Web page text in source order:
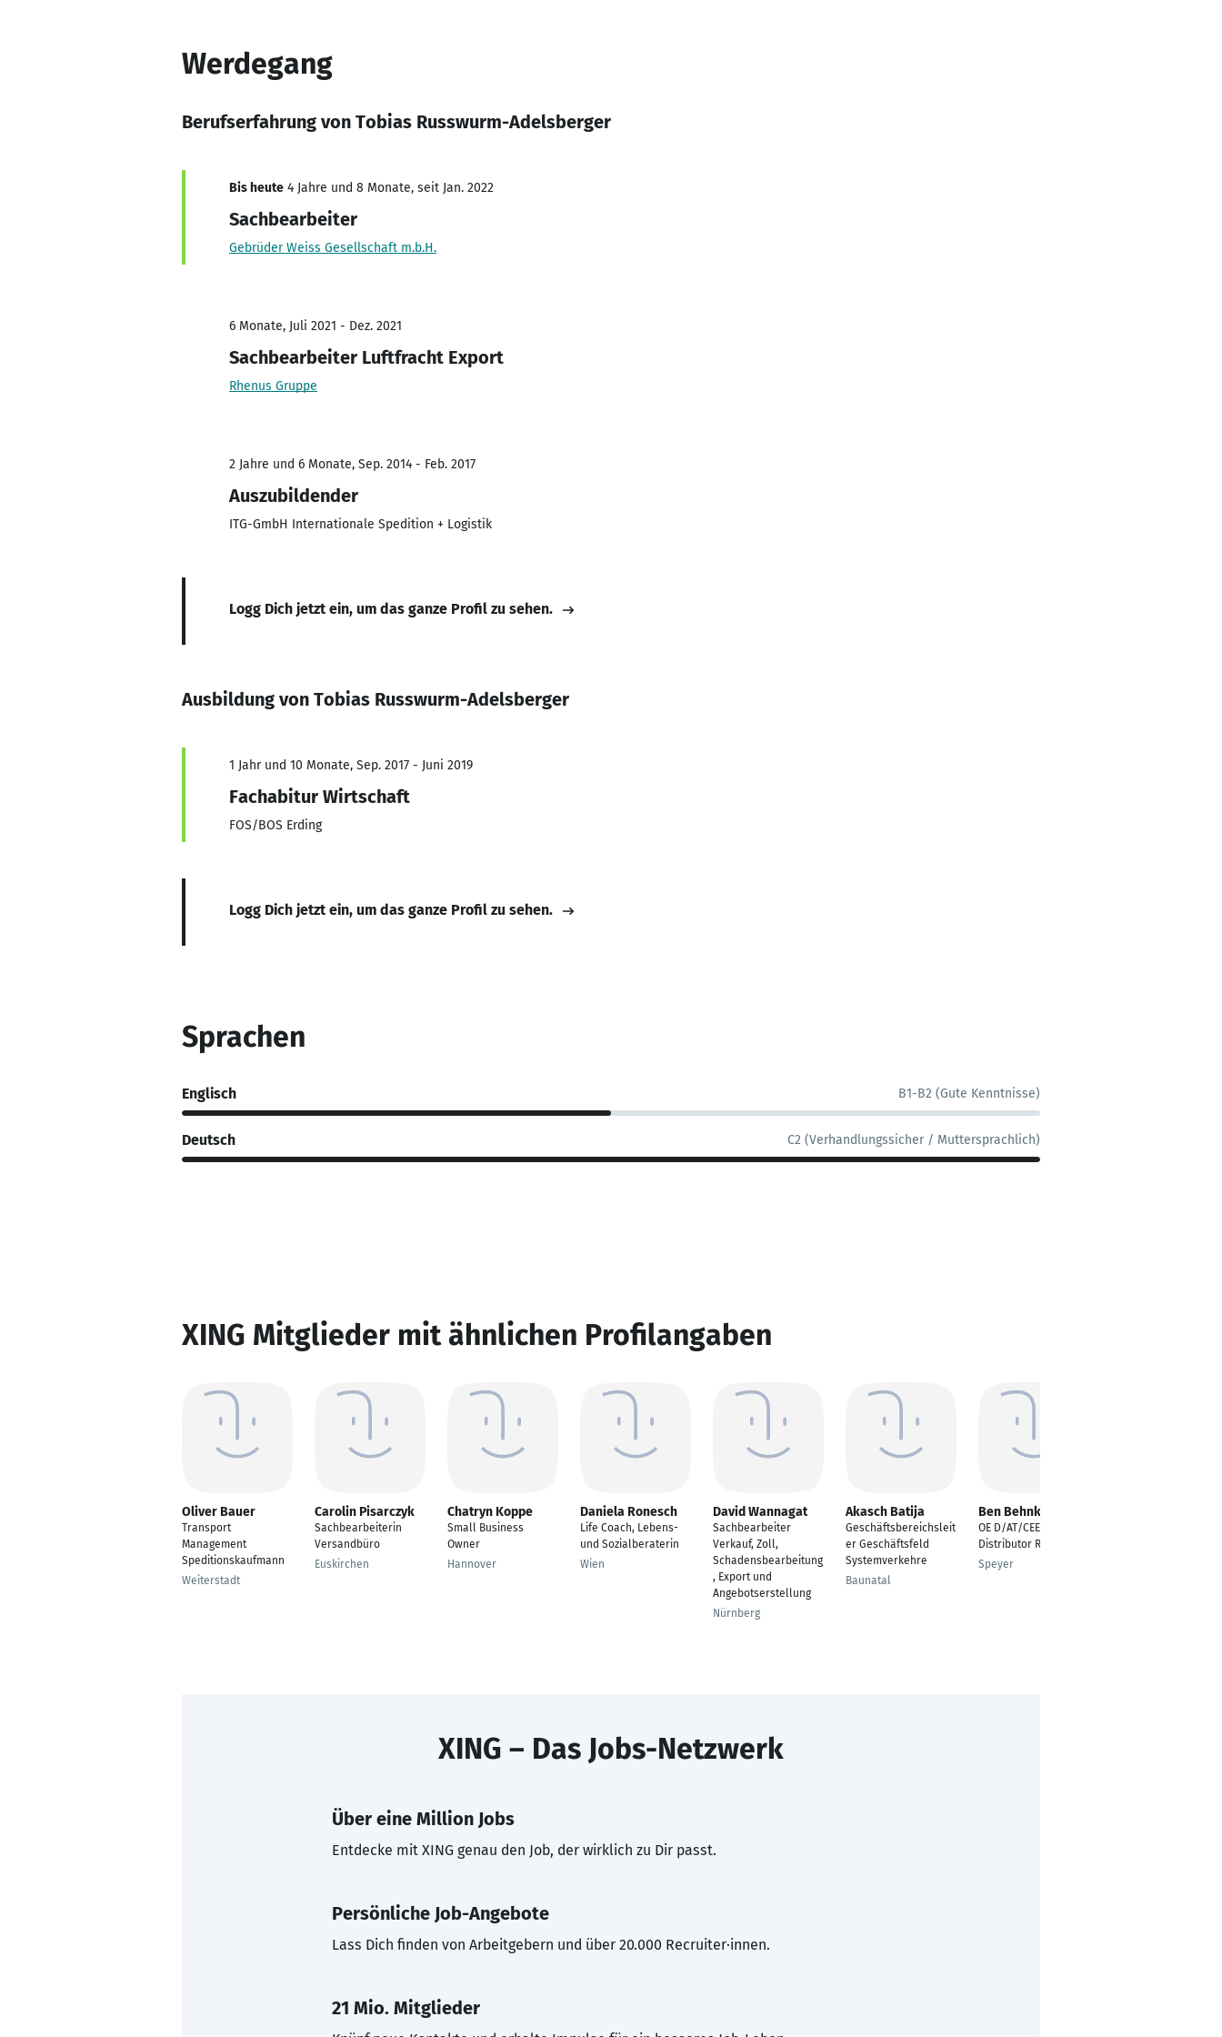
Werdegang
Berufserfahrung von Tobias Russwurm-Adelsberger
Bis heute 4 Jahre und 8 Monate, seit Jan. 2022
Sachbearbeiter
Gebrüder Weiss Gesellschaft m.b.H.
6 Monate, Juli 2021 - Dez. 2021
Sachbearbeiter Luftfracht Export
Rhenus Gruppe
2 Jahre und 6 Monate, Sep. 2014 - Feb. 2017
Auszubildender
ITG-GmbH Internationale Spedition + Logistik
Logg Dich jetzt ein, um das ganze Profil zu sehen.
Ausbildung von Tobias Russwurm-Adelsberger
1 Jahr und 10 Monate, Sep. 2017 - Juni 2019
Fachabitur Wirtschaft
FOS/BOS Erding
Logg Dich jetzt ein, um das ganze Profil zu sehen.
Sprachen
Englisch B1-B2 (Gute Kenntnisse)
Deutsch C2 (Verhandlungssicher / Muttersprachlich)
XING Mitglieder mit ähnlichen Profilangaben
Oliver Bauer
Transport
Management
Speditionskaufmann
Weiterstadt
Carolin Pisarczyk
Sachbearbeiterin
Versandbüro
Euskirchen
Chatryn Koppe
Small Business
Owner
Hannover
Daniela Ronesch
Life Coach, Lebens-
und Sozialberaterin
Wien
David Wannagat
Sachbearbeiter
Verkauf, Zoll,
Schadensbearbeitung
, Export und
Angebotserstellung
Nürnberg
Akasch Batija
Geschäftsbereichsleit
er Geschäftsfeld
Systemverkehre
Baunatal
Ben Behnke
OE D/AT/CEE
Distributor Relations
Speyer
XING – Das Jobs-Netzwerk
Über eine Million Jobs
Entdecke mit XING genau den Job, der wirklich zu Dir passt.
Persönliche Job-Angebote
Lass Dich finden von Arbeitgebern und über 20.000 Recruiter·innen.
21 Mio. Mitglieder